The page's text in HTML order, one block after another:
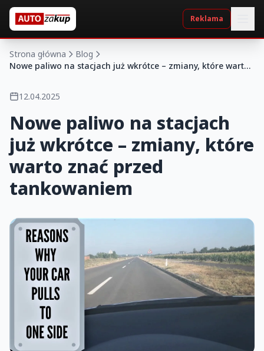
Reklama
Strona główna
Blog
Nowe paliwo na stacjach już wkrótce – zmiany, które warto
12.04.2025
Nowe paliwo na stacjach
już wkrótce – zmiany, które
warto znać przed
tankowaniem